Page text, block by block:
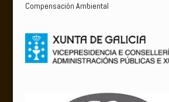
Compensación Ambiental